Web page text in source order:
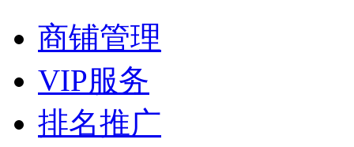
商铺管理
VIP服务
排名推广